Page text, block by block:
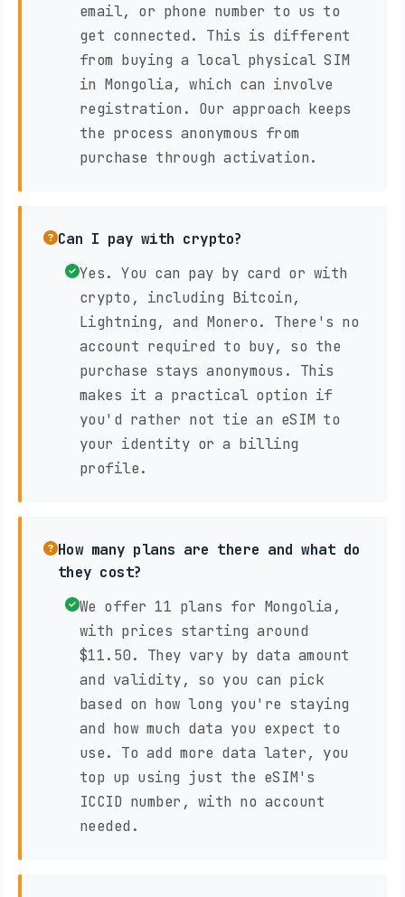
email, or phone number to us to
get connected. This is different
from buying a local physical SIM
in Mongolia, which can involve
registration. Our approach keeps
the process anonymous from
purchase through activation.
Can I pay with crypto?
Yes. You can pay by card or with
crypto, including Bitcoin,
Lightning, and Monero. There's no
account required to buy, so the
purchase stays anonymous. This
makes it a practical option if
you'd rather not tie an eSIM to
your identity or a billing
profile.
How many plans are there and what do
they cost?
We offer 11 plans for Mongolia,
with prices starting around
$11.50. They vary by data amount
and validity, so you can pick
based on how long you're staying
and how much data you expect to
use. To add more data later, you
top up using just the eSIM's
ICCID number, with no account
needed.